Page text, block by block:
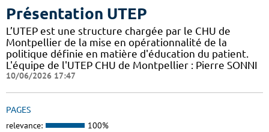
Présentation UTEP
L’UTEP est une structure chargée par le CHU de
Montpellier de la mise en opérationnalité de la
politique définie en matière d'éducation du patient.
L'équipe de l'UTEP CHU de Montpellier : Pierre SONNI
10/06/2026 17:47
PAGES
relevance: 100%